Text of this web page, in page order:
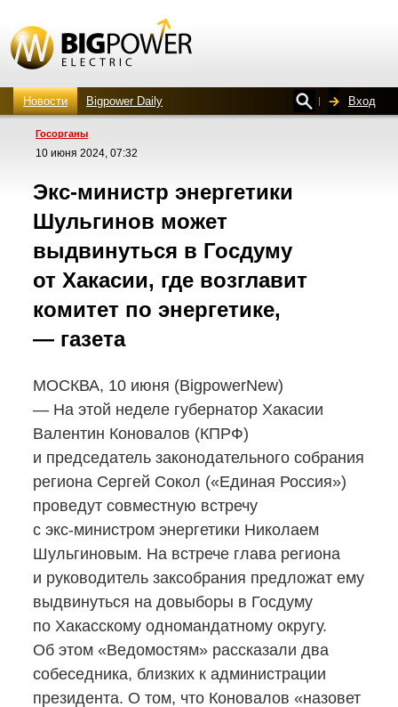
Новости Bigpower Daily Вход
Госорганы
10 июня 2024, 07:32
Экс-министр энергетики
Шульгинов может
выдвинуться в Госдуму
от Хакасии, где возглавит
комитет по энергетике,
— газета
МОСКВА, 10 июня (BigpowerNew)
— На этой неделе губернатор Хакасии
Валентин Коновалов (КПРФ)
и председатель законодательного собрания
региона Сергей Сокол («Единая Россия»)
проведут совместную встречу
с экс-министром энергетики Николаем
Шульгиновым. На встрече глава региона
и руководитель заксобрания предложат ему
выдвинуться на довыборы в Госдуму
по Хакасскому одномандатному округу.
Об этом «Ведомостям» рассказали два
собеседника, близких к администрации
президента. О том, что Коновалов «назовет